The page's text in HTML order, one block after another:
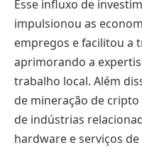
Esse influxo de
impulsionou as
empregos e facilitou a
aprimorando a
trabalho local. Além
de mineração de
de indústrias
hardware e serviços